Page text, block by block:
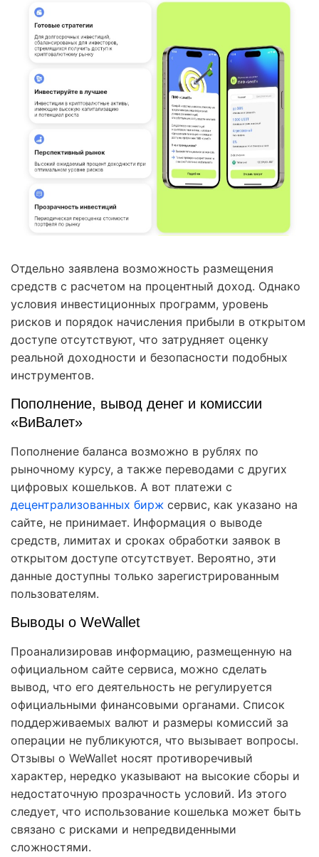
Отдельно заявлена возможность размещения
средств с расчетом на процентный доход. Однако
условия инвестиционных программ, уровень
рисков и порядок начисления прибыли в открытом
доступе отсутствуют, что затрудняет оценку
реальной доходности и безопасности подобных
инструментов.
Пополнение, вывод денег и комиссии
«ВиВалет»
Пополнение баланса возможно в рублях по
рыночному курсу, а также переводами с других
цифровых кошельков. А вот платежи с
децентрализованных бирж сервис, как указано на
сайте, не принимает. Информация о выводе
средств, лимитах и сроках обработки заявок в
открытом доступе отсутствует. Вероятно, эти
данные доступны только зарегистрированным
пользователям.
Выводы о WeWallet
Проанализировав информацию, размещенную на
официальном сайте сервиса, можно сделать
вывод, что его деятельность не регулируется
официальными финансовыми органами. Список
поддерживаемых валют и размеры комиссий за
операции не публикуются, что вызывает вопросы.
Отзывы о WeWallet носят противоречивый
характер, нередко указывают на высокие сборы и
недостаточную прозрачность условий. Из этого
следует, что использование кошелька может быть
связано с рисками и непредвиденными
сложностями.